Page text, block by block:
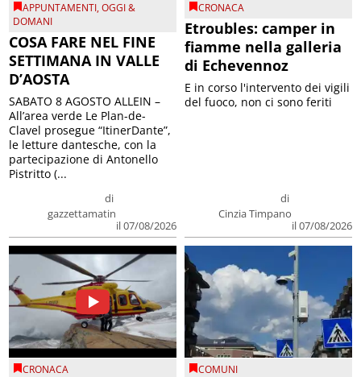
APPUNTAMENTI,OGGI &
DOMANI
COSA FARE NEL FINE
SETTIMANA IN VALLE
D’AOSTA
di
gazzettamatin
il 07/08/2026
SABATO 8 AGOSTO ALLEIN –
All’area verde Le Plan-de-
Clavel prosegue “ItinerDante”,
le letture dantesche, con la
partecipazione di Antonello
Pistritto (...
CRONACA
Etroubles: camper in
fiamme nella galleria
di Echevennoz
di
Cinzia Timpano
il 07/08/2026
E in corso l'intervento dei vigili
del fuoco, non ci sono feriti
CRONACA COMUNI